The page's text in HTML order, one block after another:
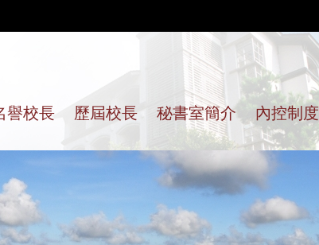
譽校長 歷屆校長 秘書室簡介 內控制度